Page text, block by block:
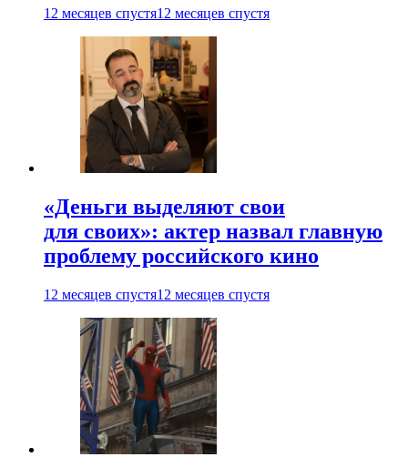
12 месяцев спустя12 месяцев спустя
«Деньги выделяют свои
для своих»: актер назвал главную
проблему российского кино
12 месяцев спустя12 месяцев спустя